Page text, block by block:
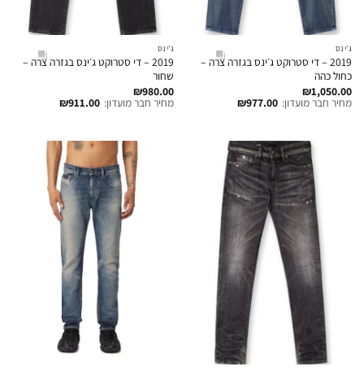
ג'ינס
2019 – די סטרוקט ג׳ינס בגזרה צרה –
כחול כהה
₪1,050.00
מחיר חבר מועדון: ₪977.00
ג'ינס
2019 – די סטרוקט ג׳ינס בגזרה צרה –
שחור
₪980.00
מחיר חבר מועדון: ₪911.00